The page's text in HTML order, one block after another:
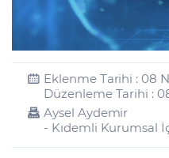
Eklenme Tarihi : 08
Düzenleme Tarihi :
Aysel Aydemir
- Kıdemli Kurumsal